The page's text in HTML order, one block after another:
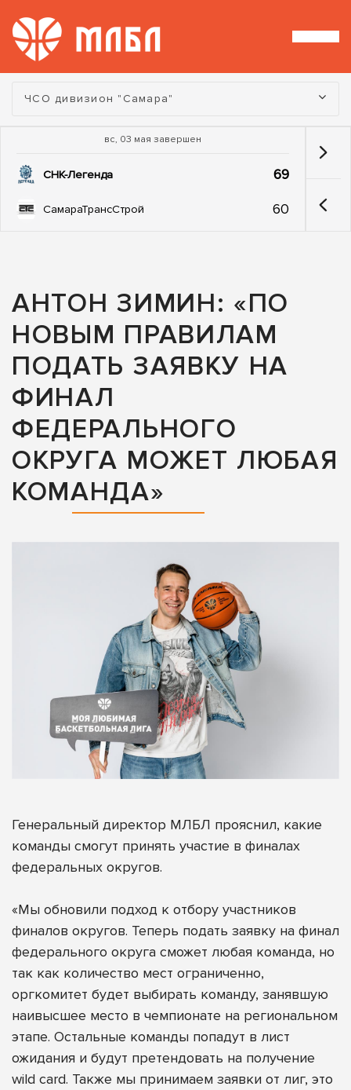
Турнир:
ЧСО дивизион "Самара"
вс, 03 мая завершен
СНК-Легенда 69
СамараТрансСтрой 60
АНТОН ЗИМИН: «ПО
НОВЫМ ПРАВИЛАМ
ПОДАТЬ ЗАЯВКУ НА
ФИНАЛ
ФЕДЕРАЛЬНОГО
ОКРУГА МОЖЕТ ЛЮБАЯ
КОМАНДА»
Генеральный директор МЛБЛ прояснил, какие
команды смогут принять участие в финалах
федеральных округов.
«Мы обновили подход к отбору участников
финалов округов. Теперь подать заявку на финал
федерального округа сможет любая команда, но
так как количество мест ограниченно,
оргкомитет будет выбирать команду, занявшую
наивысшее место в чемпионате на региональном
этапе. Остальные команды попадут в лист
ожидания и будут претендовать на получение
wild card. Также мы принимаем заявки от лиг, это